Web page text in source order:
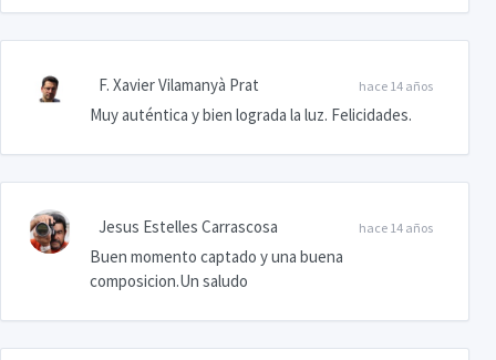
hace 14 años
F. Xavier Vilamanyà Prat
Muy auténtica y bien lograda la luz. Felicidades.
hace 14 años
Jesus Estelles Carrascosa
Buen momento captado y una buena
composicion.Un saludo